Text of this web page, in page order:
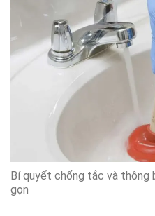
Bí quyết chống tắc và thông
gọn